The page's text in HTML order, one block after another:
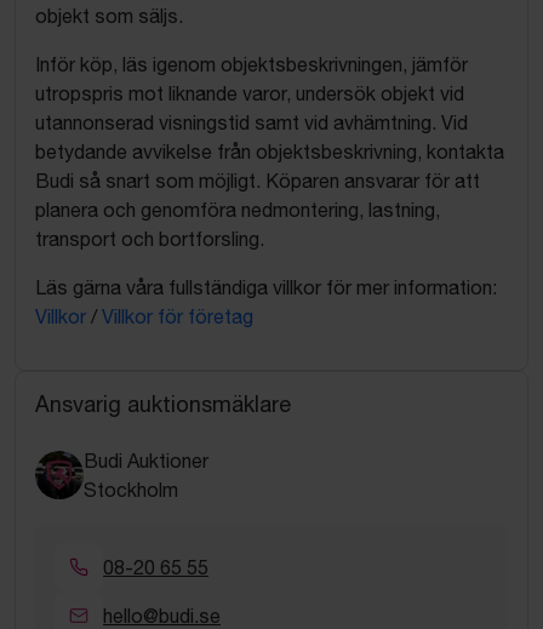
objekt som säljs.
Inför köp, läs igenom objektsbeskrivningen, jämför
utropspris mot liknande varor, undersök objekt vid
utannonserad visningstid samt vid avhämtning. Vid
betydande avvikelse från objektsbeskrivning, kontakta
Budi så snart som möjligt. Köparen ansvarar för att
planera och genomföra nedmontering, lastning,
transport och bortforsling.
Läs gärna våra fullständiga villkor för mer information:
Villkor / Villkor för företag
Ansvarig auktionsmäklare
Budi Auktioner
Stockholm
08-20 65 55
hello@budi.se